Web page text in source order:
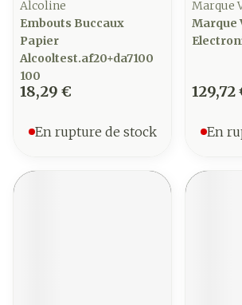
Alcoline
Embouts Buccaux
Papier
Alcooltest.af20+da7100
100
18,29 €
En rupture de stock
Marque
Marque
129,72
En